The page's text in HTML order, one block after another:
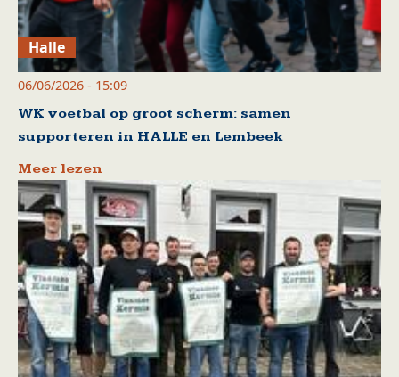
Halle
06/06/2026 - 15:09
WK voetbal op groot scherm: samen
supporteren in HALLE en Lembeek
Meer lezen